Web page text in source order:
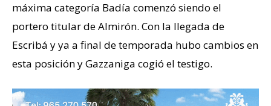
máxima categoría Badía comenzó siendo el
portero titular de Almirón. Con la llegada de
Escribá y ya a final de temporada hubo cambios en
esta posición y Gazzaniga cogió el testigo.